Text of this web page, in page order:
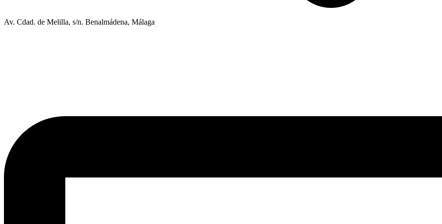
Av. Cdad. de Melilla, s/n. Benalmádena, Málaga